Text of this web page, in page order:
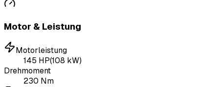
Motor & Leistung
Motorleistung
145 HP(108 kW)
Drehmoment
230 Nm